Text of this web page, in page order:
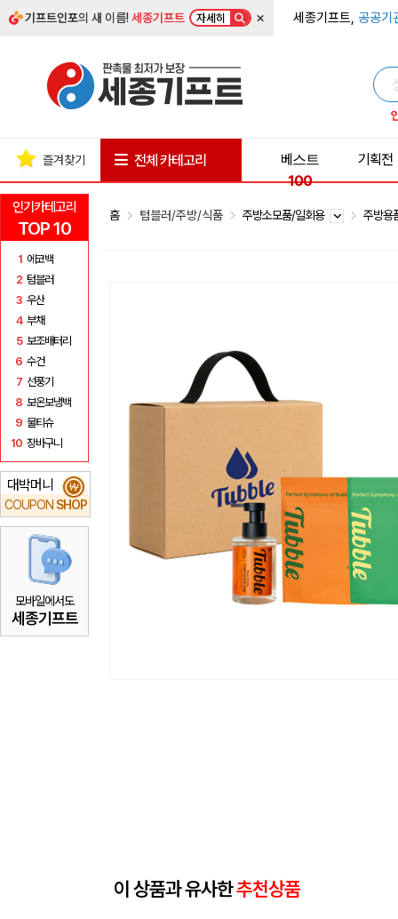
기프트인포의 새 이름!세종기프트 자세히 × 세종기프트, 공공기
인기카테고리
TOP 10
1 에코백
2 텀블러
3 우산
4 부채
5 보조배터리
6 수건
7 선풍기
8 보온보냉백
9 물티슈
10 장바구니
대박머니
COUPON SHOP
₩
모바일에서도
세종기프트
즐겨찾기 전체 카테고리
베스트
100
기획전
홈 텀블러/주방/식품 주방소모품/일회용 주방
이 상품과 유사한추천상품